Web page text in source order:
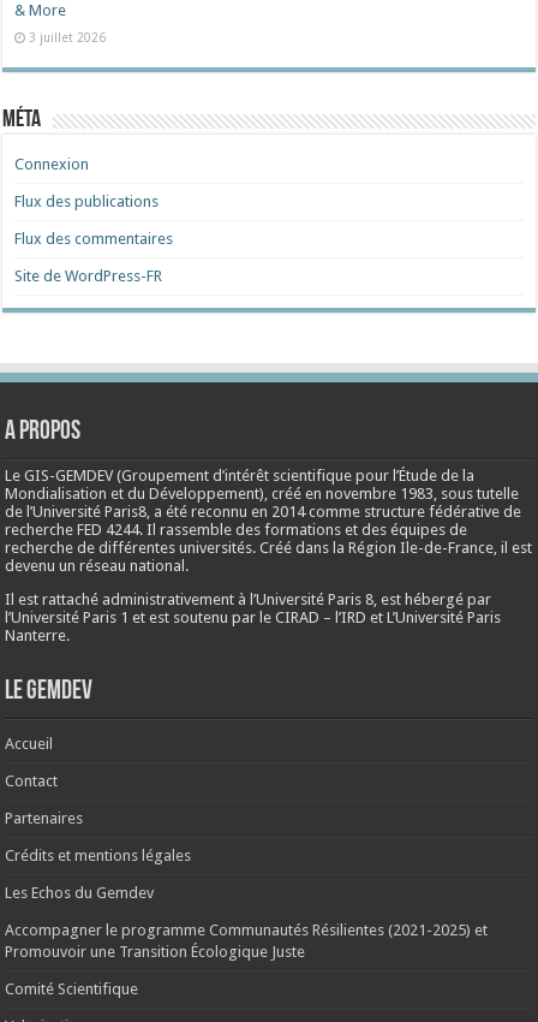
& More
3 juillet 2026
Méta
Connexion
Flux des publications
Flux des commentaires
Site de WordPress-FR
A propos
Le GIS-GEMDEV (Groupement d’intérêt scientifique pour l’Étude de la
Mondialisation et du Développement), créé ennovembre 1983, sous tutelle
de l’Université Paris8, a été reconnu en 2014 comme structure fédérative de
recherche FED 4244. Il rassemble des formations et des équipes de
recherche de différentes universités. Créé dans la Région Ile-de-France, il est
devenu un réseau national.
Il est rattaché administrativement à l’Université Paris 8, est hébergé par
l’Université Paris 1 et est soutenu par le CIRAD – l’IRD et L’Université Paris
Nanterre.
Le Gemdev
Accueil
Contact
Partenaires
Crédits et mentions légales
Les Echos du Gemdev
Accompagner le programme Communautés Résilientes (2021-2025) et
Promouvoir une Transition Écologique Juste
Comité Scientifique